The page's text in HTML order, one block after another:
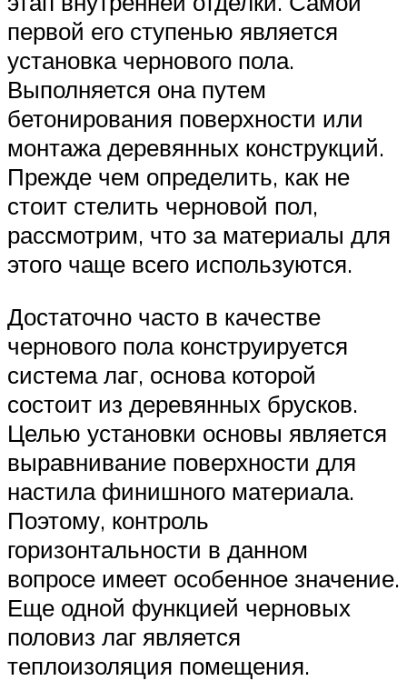
первой его ступенью является
установка чернового пола.
Выполняется она путем
бетонирования поверхности или
монтажа деревянных конструкций.
Прежде чем определить, как не
стоит стелить черновой пол,
рассмотрим, что за материалы для
этого чаще всего используются.
Достаточно часто в качестве
чернового пола конструируется
система лаг, основа которой
состоит из деревянных брусков.
Целью установки основы является
выравнивание поверхности для
настила финишного материала.
Поэтому, контроль
горизонтальности в данном
вопросе имеет особенное значение.
Еще одной функцией черновых
половиз лаг является
теплоизоляция помещения.